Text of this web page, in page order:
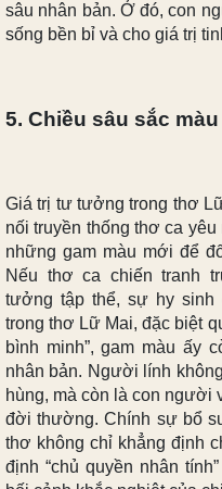
sâu nhân bản. Ở đó, con
sống bền bỉ và cho giá trị
5. Chiều sâu sắc màu
Giá trị tư tưởng trong thơ
nối truyền thống thơ ca
những gam màu mới để
Nếu thơ ca chiến tranh
tưởng tập thể, sự hy sinh
trong thơ Lữ Mai, đặc biệt
bình minh”, gam màu ấy
nhân bản. Người lính
hùng, mà còn là con người
đời thường. Chính sự bổ
thơ không chỉ khẳng định
định “chủ quyền nhân